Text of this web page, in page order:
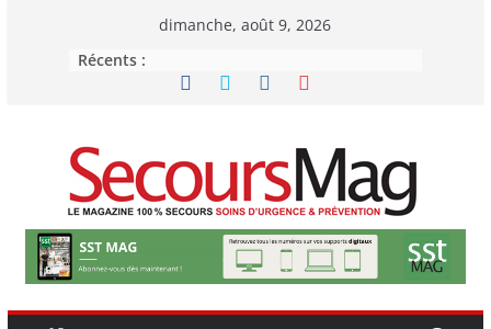
dimanche, août 9, 2026
Récents :